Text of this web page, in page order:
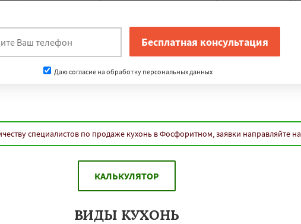
Даю согласие на обработку персональных данных
специалистов по продаже кухонь в Фосфоритном, заявки направляйте на
КАЛЬКУЛЯТОР
ВИДЫ КУХОНЬ